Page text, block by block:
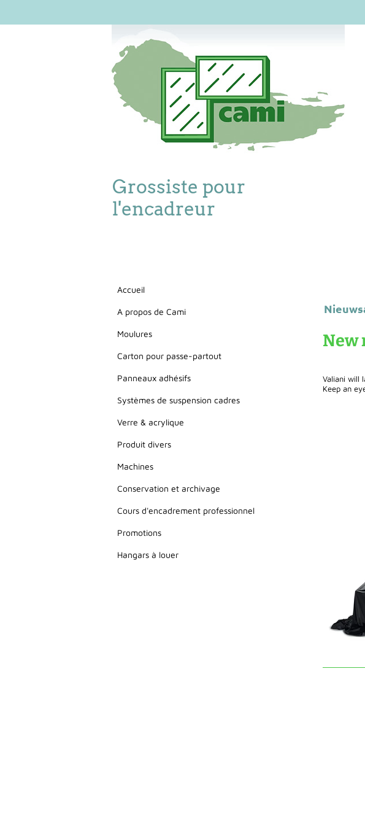
Grossiste pour
l'encadreur
New
Valiani will
Keep an
Accueil
A propos de Cami
Moulures
Carton pour passe-partout
Panneaux adhésifs
Systèmes de suspension cadres
Verre & acrylique
Produit divers
Machines
Conservation et archivage
Cours d'encadrement professionnel
Promotions
Hangars à louer